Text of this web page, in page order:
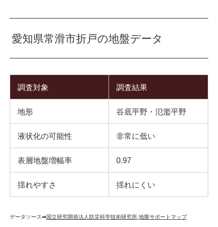
愛知県常滑市折戸の地盤データ
調査対象 調査結果
地形 谷底平野・氾濫平野
液状化の可能性 非常に低い
表層地盤増幅率 0.97
揺れやすさ 揺れにくい
データソース➡︎国立研究開発法人防災科学技術研究所 地盤サポートマップ